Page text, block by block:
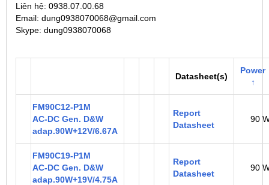
Liên hệ: 0938.07.00.68
Email: dung0938070068@gmail.com
Skype: dung0938070068
Datasheet(s)
Power
↑
FM90C12-P1M
AC-DC Gen. D&W
adap.90W+12V/6.67A
Report
Datasheet
90
FM90C19-P1M
AC-DC Gen. D&W
adap.90W+19V/4.75A
Report
Datasheet
90